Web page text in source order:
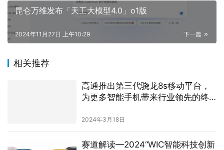
昆仑万维发布「天工大模型4.0」o1版
下一篇
2024年11月27日 上午10:29
相关推荐
高通推出第三代骁龙8s移动平台，
为更多智能手机带来行业领先的终
2024年3月18日
赛道解读—2024“WIC智能科技创新